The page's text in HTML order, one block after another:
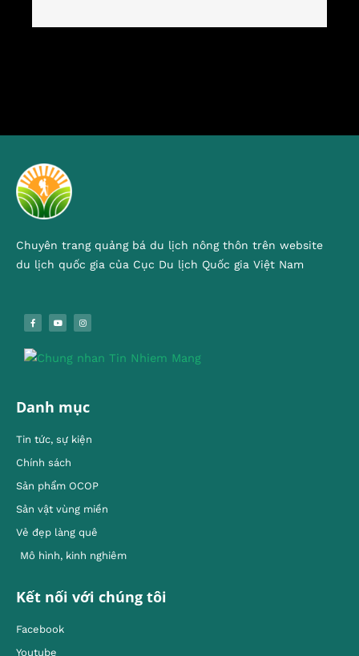
Chuyên trang quảng bá du lịch nông thôn trên website
du lịch quốc gia của Cục Du lịch Quốc gia Việt Nam
Danh mục
Tin tức, sự kiện
Chính sách
Sản phẩm OCOP
Sản vật vùng miền
Vẻ đẹp làng quê
Mô hình, kinh nghiêm
Kết nối với chúng tôi
Facebook
Youtube